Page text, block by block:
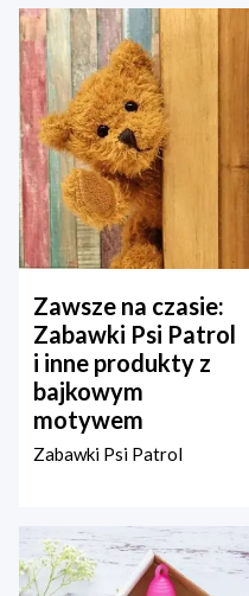
Zawsze na czasie:
Zabawki Psi Patrol
i inne produkty z
bajkowym
motywem
Zabawki Psi Patrol